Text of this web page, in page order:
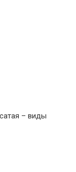
– виды